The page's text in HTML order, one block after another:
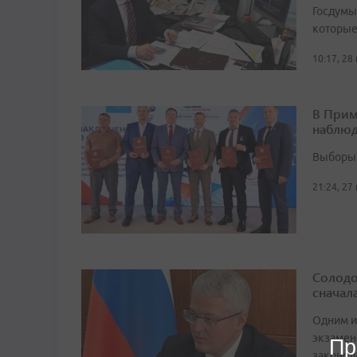
10:17,
В
Выборы
21:24, 27
Одним